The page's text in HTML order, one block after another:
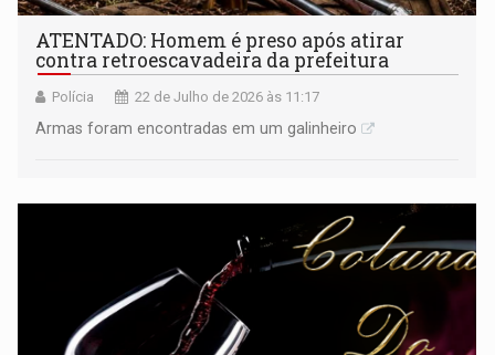
ATENTADO: Homem é preso após atirar
contra retroescavadeira da prefeitura
Polícia 22 de Julho de 2026 às 11:17
Armas foram encontradas em um galinheiro